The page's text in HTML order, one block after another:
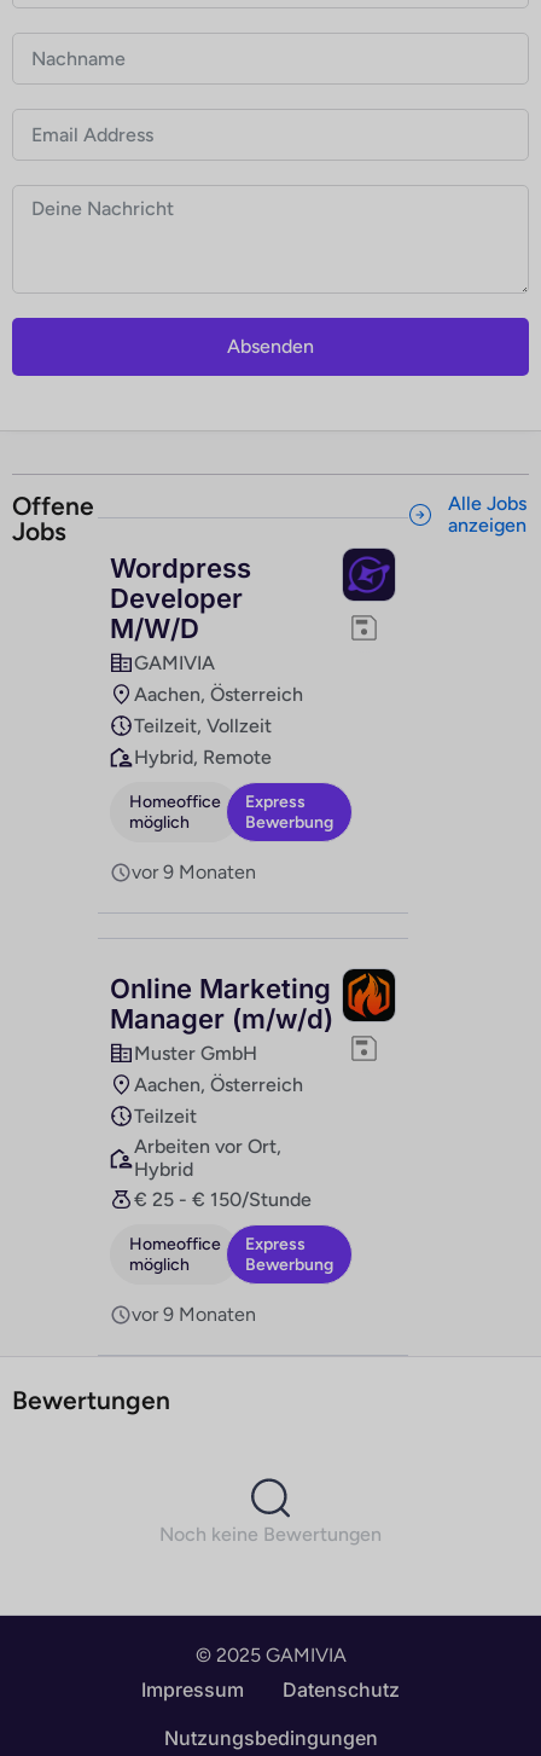
Absenden
Offene
Jobs
Wordpress
Developer
M/W/D
GAMIVIA
Aachen, Österreich
Teilzeit, Vollzeit
Hybrid, Remote
Homeoffice
möglich
Express
Bewerbung
vor 9 Monaten
Online Marketing
Manager (m/w/d)
Muster GmbH
Aachen, Österreich
Teilzeit
Arbeiten vor Ort,
Hybrid
€ 25 - € 150/Stunde
Homeoffice
möglich
Express
Bewerbung
vor 9 Monaten
Alle Jobs
anzeigen
Bewertungen
Noch keine Bewertungen
© 2025 GAMIVIA
Impressum
Datenschutz
Nutzungsbedingungen
English